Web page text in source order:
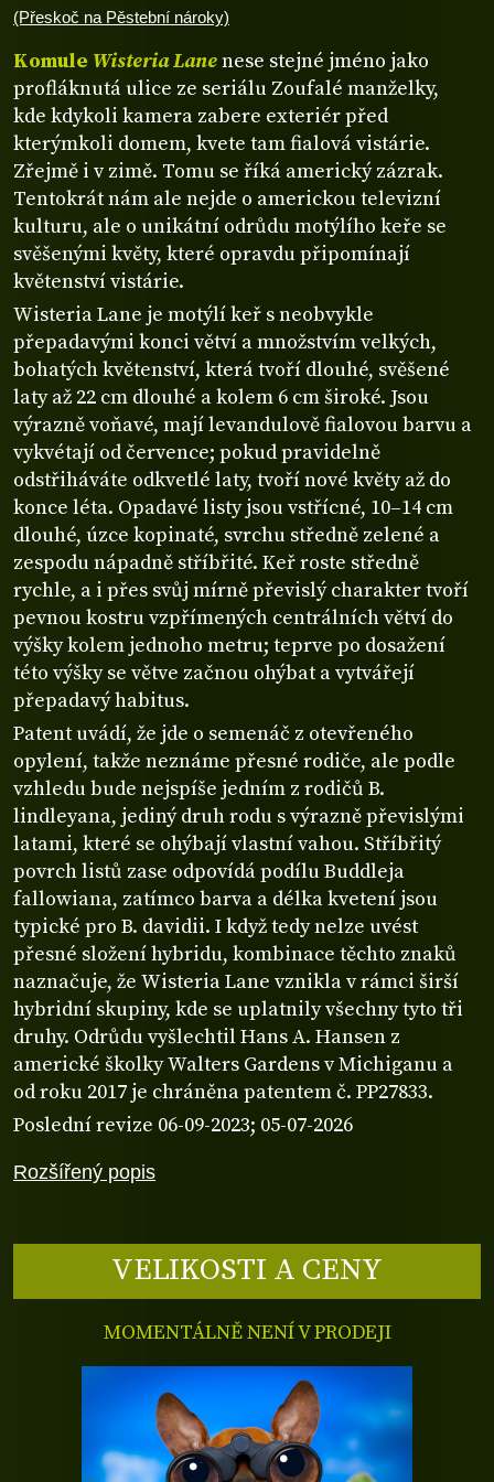
Rozšířený popis
(Přeskoč na Pěstební nároky)
Komule Wisteria Lanenese stejné jméno jako
profláknutá ulice ze seriálu Zoufalé manželky,
kde kdykoli kamera zabere exteriér před
kterýmkoli domem, kvete tam fialová vistárie.
Zřejmě i v zimě. Tomu se říká americký zázrak.
Tentokrát nám ale nejde o americkou televizní
kulturu, ale o unikátní odrůdu motýlího keře se
svěšenými květy, které opravdu připomínají
květenství vistárie.
Wisteria Lane je motýlí keř s neobvykle
přepadavými konci větví a množstvím velkých,
bohatých květenství, která tvoří dlouhé, svěšené
laty až 22 cm dlouhé a kolem 6 cm široké. Jsou
výrazně voňavé, mají levandulově fialovou barvu a
vykvétají od července; pokud pravidelně
odstřiháváte odkvetlé laty, tvoří nové květy až do
konce léta. Opadavé listy jsou vstřícné, 10–14 cm
dlouhé, úzce kopinaté, svrchu středně zelené a
zespodu nápadně stříbřité. Keř roste středně
rychle, a i přes svůj mírně převislý charakter tvoří
pevnou kostru vzpřímených centrálních větví do
výšky kolem jednoho metru; teprve po dosažení
této výšky se větve začnou ohýbat a vytvářejí
přepadavý habitus.
Patent uvádí, že jde o semenáč z otevřeného
opylení, takže neznáme přesné rodiče, ale podle
vzhledu bude nejspíše jedním z rodičů B.
lindleyana, jediný druh rodu s výrazně převislými
latami, které se ohýbají vlastní vahou. Stříbřitý
povrch listů zase odpovídá podílu Buddleja
fallowiana, zatímco barva a délka kvetení jsou
typické pro B. davidii. I když tedy nelze uvést
přesné složení hybridu, kombinace těchto znaků
naznačuje, že Wisteria Lane vznikla v rámci širší
hybridní skupiny, kde se uplatnily všechny tyto tři
druhy. Odrůdu vyšlechtil Hans A. Hansen z
americké školky Walters Gardens v Michiganu a
od roku 2017 je chráněna patentem č. PP27833.
Poslední revize 06-09-2023; 05-07-2026
VELIKOSTI A CENY
MOMENTÁLNĚ NENÍ V PRODEJI